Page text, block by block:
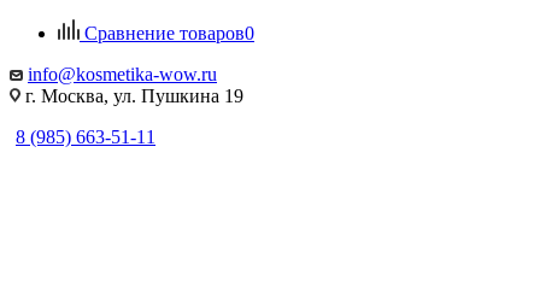
Сравнение товаров0
info@kosmetika-wow.ru
г. Москва, ул. Пушкина 19
8 (985) 663-51-11